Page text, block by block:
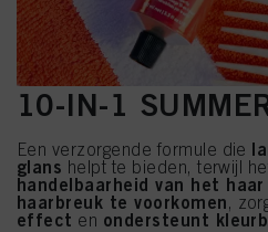
10-IN-1
Een verzorgende formule die
glans helpt te bieden, terwijl
handelbaarheid van het
haarbreuk te voorkomen,
effect en ondersteunt